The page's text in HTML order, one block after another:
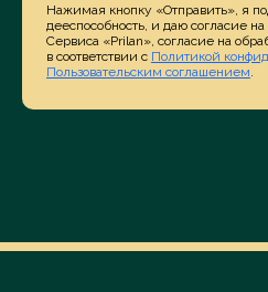
Нажимая кнопку «Отправить», я
дееспособность, и даю согласие
Сервиса «Prilan», согласие на
в соответствии с Политикой
Пользовательским соглашением.